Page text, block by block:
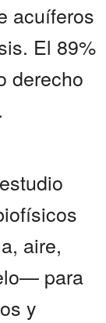
acuíferos
El 89%
derecho
aire,
para
y